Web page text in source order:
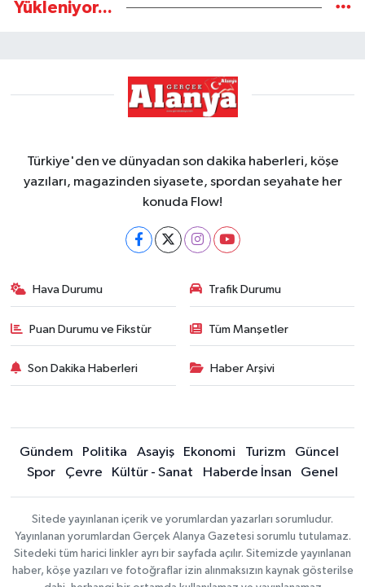
Yükleniyor...
Türkiye'den ve dünyadan son dakika haberleri, köşe
yazıları, magazinden siyasete, spordan seyahate her
konuda Flow!
Hava Durumu Trafik Durumu
Puan Durumu ve Fikstür Tüm Manşetler
Son Dakika Haberleri Haber Arşivi
Gündem Politika Asayiş Ekonomi Turizm
Güncel
Spor
Çevre Kültür - Sanat Haberde İnsan Genel
Sitede yayınlanan içerik ve yorumlardan yazarları sorumludur.
Yayınlanan yorumlardan Gerçek Alanya Gazetesi sorumlu tutulamaz.
Sitedeki tüm harici linkler ayrı bir sayfada açılır. Sitemizde yayınlanan
haber, köşe yazıları ve fotoğraflar izin alınmaksızın kaynak gösterilse